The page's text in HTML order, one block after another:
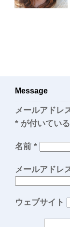
Message
メールアドレ
* が付いてい
名前 *
メールアドレ
ウェブサイト